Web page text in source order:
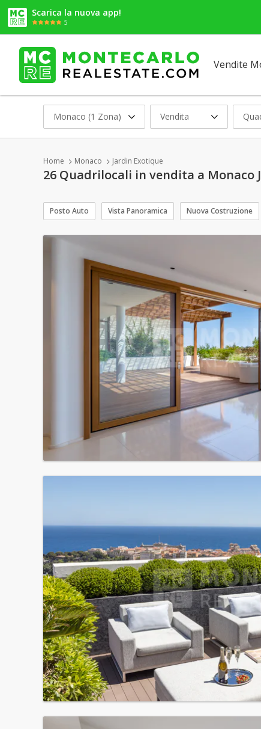
Scarica la nuova app!
5
Vendite
Monaco (1 Zona) Vendita
Home Monaco Jardin Exotique
26 Quadrilocali in vendita a Monaco
Posto Auto Vista Panoramica Nuova Costruzione